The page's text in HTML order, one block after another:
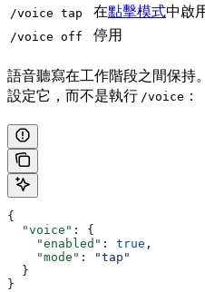
/voice tap 在點擊模式中啟
/voice off 停用
語音聽寫在工作階段之間保持
設定它，而不是執行 /voice ：
{
  "voice"
: {
    "enabled"
: true ,
    "mode"
:
"tap"
  }
}